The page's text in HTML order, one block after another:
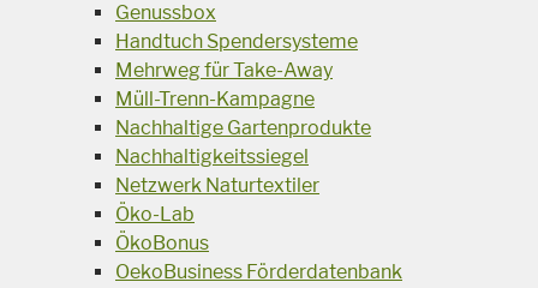
Genussbox
Handtuch Spendersysteme
Mehrweg für Take-Away
Müll-Trenn-Kampagne
Nachhaltige Gartenprodukte
Nachhaltigkeitssiegel
Netzwerk Naturtextiler
Öko-Lab
ÖkoBonus
OekoBusiness Förderdatenbank